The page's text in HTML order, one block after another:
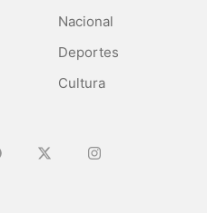
Nacional
Deportes
Cultura
Ir a FacebookIr a X (Ex-Twitter)
Ir a